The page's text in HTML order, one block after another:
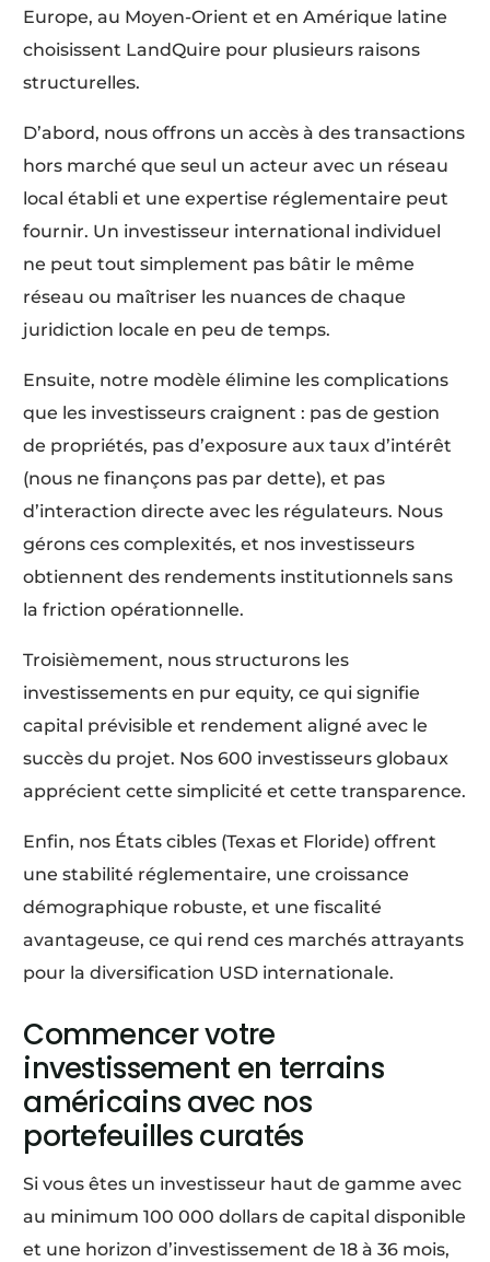
Europe, au Moyen-Orient et en Amérique latine
choisissent LandQuire pour plusieurs raisons
structurelles.
D’abord, nous offrons un accès à des transactions
hors marché que seul un acteur avec un réseau
local établi et une expertise réglementaire peut
fournir. Un investisseur international individuel
ne peut tout simplement pas bâtir le même
réseau ou maîtriser les nuances de chaque
juridiction locale en peu de temps.
Ensuite, notre modèle élimine les complications
que les investisseurs craignent : pas de gestion
de propriétés, pas d’exposure aux taux d’intérêt
(nous ne finançons pas par dette), et pas
d’interaction directe avec les régulateurs. Nous
gérons ces complexités, et nos investisseurs
obtiennent des rendements institutionnels sans
la friction opérationnelle.
Troisièmement, nous structurons les
investissements en pur equity, ce qui signifie
capital prévisible et rendement aligné avec le
succès du projet. Nos 600 investisseurs globaux
apprécient cette simplicité et cette transparence.
Enfin, nos États cibles (Texas et Floride) offrent
une stabilité réglementaire, une croissance
démographique robuste, et une fiscalité
avantageuse, ce qui rend ces marchés attrayants
pour la diversification USD internationale.
Commencer votre
investissement en terrains
américains avec nos
portefeuilles curatés
Si vous êtes un investisseur haut de gamme avec
au minimum 100 000 dollars de capital disponible
et une horizon d’investissement de 18 à 36 mois,